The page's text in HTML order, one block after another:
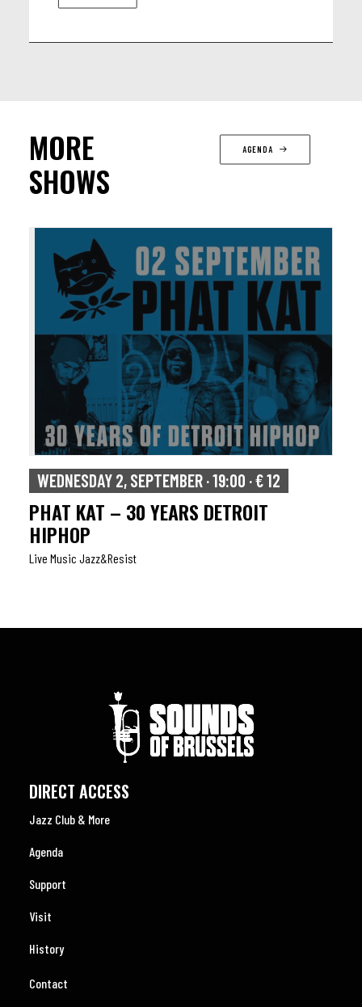
MORE
SHOWS
AGENDA
WEDNESDAY 2, SEPTEMBER · 19:00 · € 12
PHAT KAT – 30 YEARS DETROIT
HIPHOP
Live Music Jazz&resist
DIRECT ACCESS
Jazz Club & More
Agenda
Support
Visit
History
Contact